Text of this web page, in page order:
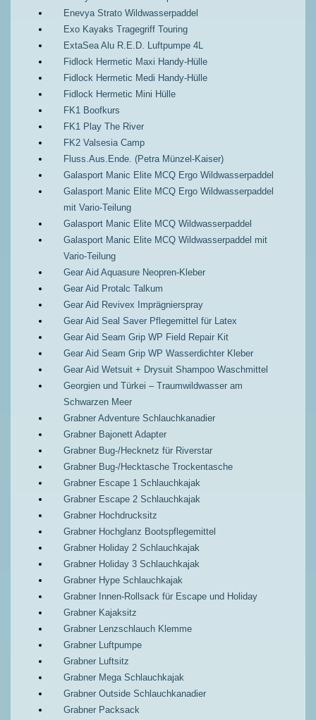
Enevya Strato Wildwasserpaddel
Exo Kayaks Tragegriff Touring
ExtaSea Alu R.E.D. Luftpumpe 4L
Fidlock Hermetic Maxi Handy-Hülle
Fidlock Hermetic Medi Handy-Hülle
Fidlock Hermetic Mini Hülle
FK1 Boofkurs
FK1 Play The River
FK2 Valsesia Camp
Fluss.Aus.Ende. (Petra Münzel-Kaiser)
Galasport Manic Elite MCQ Ergo Wildwasserpaddel
Galasport Manic Elite MCQ Ergo Wildwasserpaddel
mit Vario-Teilung
Galasport Manic Elite MCQ Wildwasserpaddel
Galasport Manic Elite MCQ Wildwasserpaddel mit
Vario-Teilung
Gear Aid Aquasure Neopren-Kleber
Gear Aid Protalc Talkum
Gear Aid Revivex Imprägnierspray
Gear Aid Seal Saver Pflegemittel für Latex
Gear Aid Seam Grip WP Field Repair Kit
Gear Aid Seam Grip WP Wasserdichter Kleber
Gear Aid Wetsuit + Drysuit Shampoo Waschmittel
Georgien und Türkei – Traumwildwasser am
Schwarzen Meer
Grabner Adventure Schlauchkanadier
Grabner Bajonett Adapter
Grabner Bug-/Hecknetz für Riverstar
Grabner Bug-/Hecktasche Trockentasche
Grabner Escape 1 Schlauchkajak
Grabner Escape 2 Schlauchkajak
Grabner Hochdrucksitz
Grabner Hochglanz Bootspflegemittel
Grabner Holiday 2 Schlauchkajak
Grabner Holiday 3 Schlauchkajak
Grabner Hype Schlauchkajak
Grabner Innen-Rollsack für Escape und Holiday
Grabner Kajaksitz
Grabner Lenzschlauch Klemme
Grabner Luftpumpe
Grabner Luftsitz
Grabner Mega Schlauchkajak
Grabner Outside Schlauchkanadier
Grabner Packsack